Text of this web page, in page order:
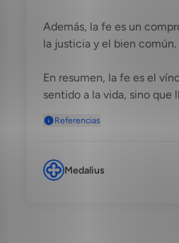
Además, la fe es un
la justicia y el bien
En resumen, la fe es el
sentido a la vida, sino que
Referencias
Medalius